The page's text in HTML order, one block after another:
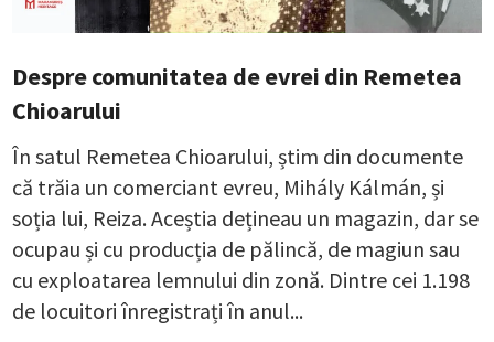
Despre comunitatea de evrei din Remetea
Chioarului
În satul Remetea Chioarului, știm din documente
că trăia un comerciant evreu, Mihály Kálmán, și
soția lui, Reiza. Aceștia dețineau un magazin, dar se
ocupau și cu producția de pălincă, de magiun sau
cu exploatarea lemnului din zonă. Dintre cei 1.198
de locuitori înregistrați în anul